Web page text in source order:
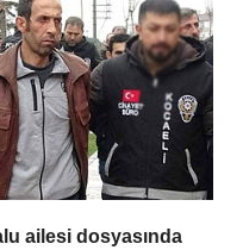
ailesi dosyasında